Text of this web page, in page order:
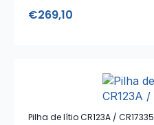
€269,10
Pilha de lítio CR123A / CR17335